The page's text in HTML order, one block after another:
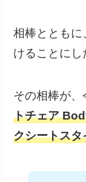
相棒ととも
けることにし
その相棒が
トチェア
クシートスタ